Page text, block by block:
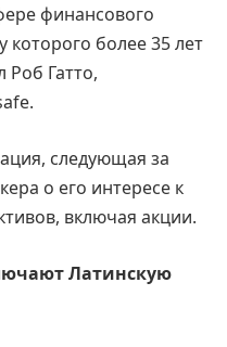
финансового
которого более 35 лет
Роб Гатто,
следующая за
о его интересе к
включая акции.
Латинскую